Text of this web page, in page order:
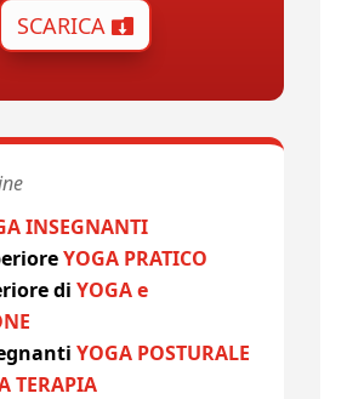
SCARICA
INSEGNANTI
YOGA PRATICO
diYOGA e
YOGA POSTURALE
TERAPIA